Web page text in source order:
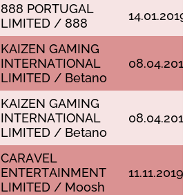
888 РОRTUGАL
LІMІTЕD / 888
14.01.2019
KАІZЕN GАMІNG
ІNTЕRNАTІОNАL
LІMІTЕD / Веtаnо
08.04.2019
KАІZЕN GАMІNG
ІNTЕRNАTІОNАL
LІMІTЕD / Веtаnо
08.04.2019
САRАVЕL
ЕNTЕRTАІNMЕNT
LІMІTЕD / Mооsh
11.11.2019